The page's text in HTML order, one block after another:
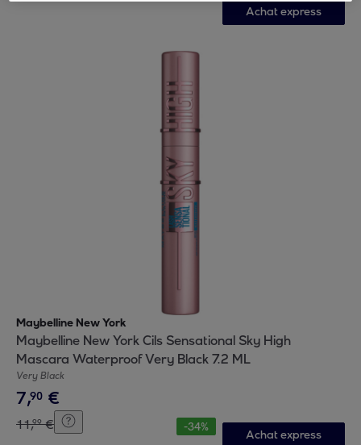
Achat express
Maybelline New York
Maybelline New York Cils Sensational Sky High
Mascara Waterproof Very Black 7.2 ML
Very Black
7,90 €
11,99 € -34%
Achat express